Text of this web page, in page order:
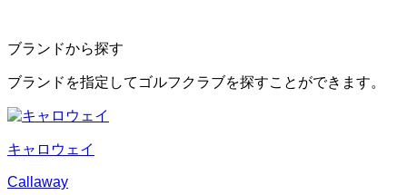
ブランドから探す
ブランドを指定してゴルフクラブを探すことができます。
キャロウェイ
Callaway